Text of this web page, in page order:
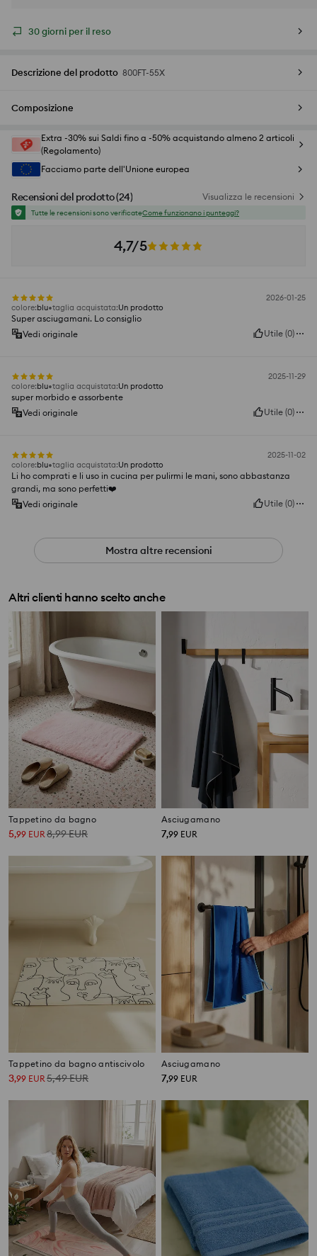
30 giorni per il reso
Descrizione del prodotto 800FT-55X
Composizione
Extra -30% sui Saldi fino a -50% acquistando almeno 2 articoli
(Regolamento)
Facciamo parte dell'Unione europea
Recensioni del prodotto(24) Visualizza le recensioni
Tutte le recensioni sono verificateCome funzionano i punteggi?
4,7/5
2026-01-25
colore:blu taglia acquistata:Un prodotto
Super asciugamani. Lo consiglio
Vedi originale
Utile (0)
2025-11-29
colore:blu taglia acquistata:Un prodotto
super morbido e assorbente
Vedi originale
Utile (0)
2025-11-02
colore:blu taglia acquistata:Un prodotto
Li ho comprati e li uso in cucina per pulirmi le mani, sono abbastanza
grandi, ma sono perfetti❤️
Vedi originale
Utile (0)
Mostra altre recensioni
Altri clienti hanno scelto anche
Tappetino da bagno
5,99 EUR8,99EUR
Asciugamano
7,99 EUR
Tappetino da bagno antiscivolo
3,99 EUR 5,49EUR
Asciugamano
7,99 EUR